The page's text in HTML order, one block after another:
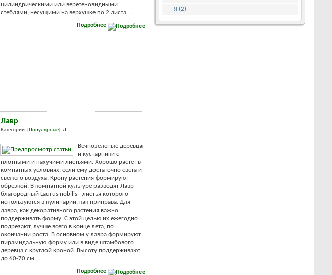
цилиндрическими или веретеновидными
стеблями, несущими на верхушке по 2 листа. ...
Подробнее
Лавр
Категории: [Популярные], Л
Вечнозеленые деревца
и кустарники с
плотными и пахучими листьями. Хорошо растет в
комнатных условиях, если ему достаточно света и
свежего воздуха. Крону растения формируют
обрезкой. В комнатной культуре разводят Лавр
благородный Laurus nobilis - листья которого
используются в кулинарии, как приправа. Для
лавра, как декоративного растения важно
поддерживать форму. С этой целью их ежегодно
подрезают, лучше всего в конце лета, по
окончании роста. В основном у лавра формируют
пирамидальную форму или в виде штамбового
деревца с круглой кроной. Высоту поддерживают
до 60-70 см. ...
Подробнее
Я (2)